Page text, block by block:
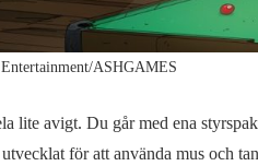
ASHGAMES
lite avigt. Du går med ena
för att använda mus och